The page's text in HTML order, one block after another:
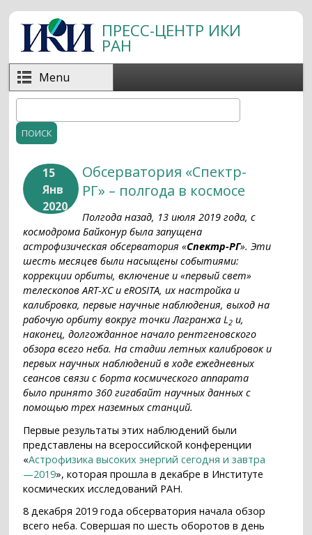
Перейти к основному содержанию
ПРЕСС-ЦЕНТР ИКИ
РАН
Menu
Форма поиска
15
Янв
2020
Обсерватория «Спектр-
РГ» – полгода в космосе
Полгода назад, 13 июля 2019 года, с
космодрома Байконур была запущена
астрофизическая обсерватория «Спектр-РГ». Эти
шесть месяцев были насыщены событиями:
коррекции орбиты, включение и «первый свет»
телескопов ART-XC и eROSITA, их настройка и
калибровка, первые научные наблюдения, выход на
рабочую орбиту вокруг точки Лагранжа L2 и,
наконец, долгожданное начало рентгеновского
обзора всего неба. На стадии летных калибровок и
первых научных наблюдений в ходе ежедневных
сеансов связи с борта космического аппарата
было принято 360 гигабайт научных данных с
помощью трех наземных станций.
Первые результаты этих наблюдений были
представлены на всероссийской конференции
«Астрофизика высоких энергий сегодня и завтра
—2019», которая прошла в декабре в Институте
космических исследований РАН.
8 декабря 2019 года обсерватория начала обзор
всего неба. Совершая по шесть оборотов в день